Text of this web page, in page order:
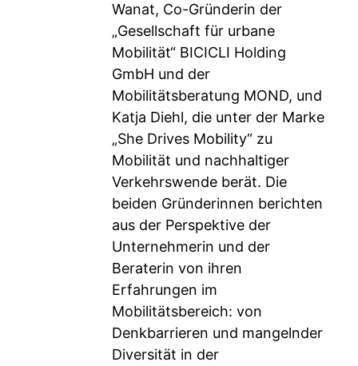
Wanat, Co-Gründerin der
„Gesellschaft für urbane
Mobilität“ BICICLI Holding
GmbH und der
Mobilitätsberatung MOND, und
Katja Diehl, die unter der Marke
„She Drives Mobility“ zu
Mobilität und nachhaltiger
Verkehrswende berät. Die
beiden Gründerinnen berichten
aus der Perspektive der
Unternehmerin und der
Beraterin von ihren
Erfahrungen im
Mobilitätsbereich: von
Denkbarrieren und mangelnder
Diversität in der